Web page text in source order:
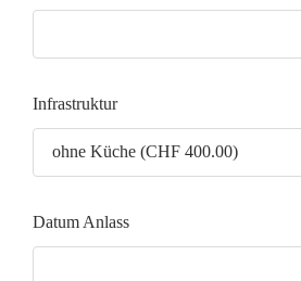
Infrastruktur
ohne Küche (CHF 400.00)
Datum Anlass